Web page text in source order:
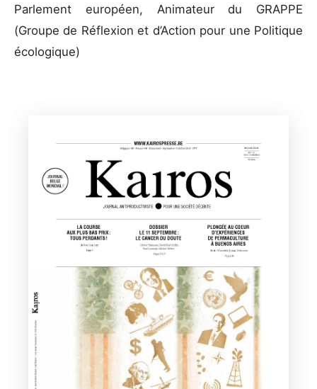
Parlement européen, Animateur du GRAPPE
(Groupe de Réflexion et d’Action pour une Politique
écologique)